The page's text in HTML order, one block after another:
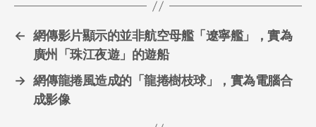
← 網傳影片顯示的並非航空母艦「遼寧艦」，實為
廣州「珠江夜遊」的遊船
→ 網傳龍捲風造成的「龍捲樹枝球」，實為電腦合
成影像